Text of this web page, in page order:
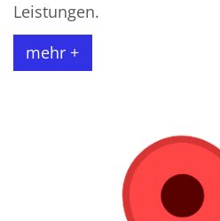
Leistungen.
mehr +